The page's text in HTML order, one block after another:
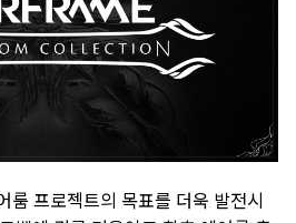
룸 프로젝트의 목표를 더욱 발전시